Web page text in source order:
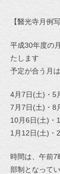
【醫光寺月例
平成30年度の
たします
予定が合う月
4月7日(土)・5
7月7日(土)・8
10月6日(土)・
1月12日(土)・
時間は、午前7
部制となって